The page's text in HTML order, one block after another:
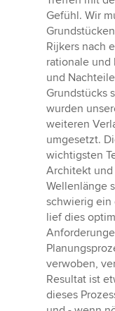
Gefühl. Wir
Rijkers nach
rationale und
und
Grundstücks
wurden
weiteren
umgesetzt.
wichtigsten
Architekt
Wellenlänge
schwierig ein
lief dies
verwoben,
Resultat ist
dieses